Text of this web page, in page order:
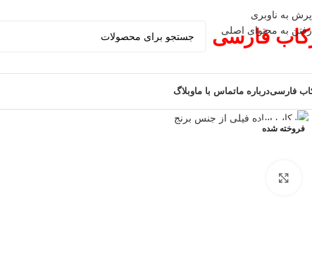
پرش به ناوبری
رفتن به محتوای اصلی
فارسی
فارسیدرباره ماتماس با ماوبلاگ
فروخته شده